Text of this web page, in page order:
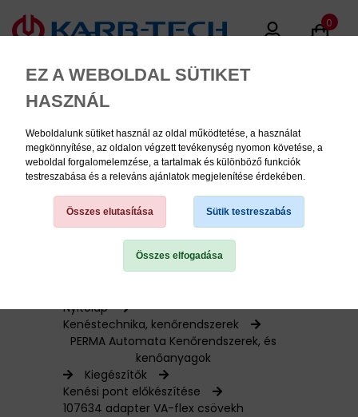
EZ A WEBOLDAL SÜTIKET
HASZNÁL
Weboldalunk sütiket használ az oldal működtetése, a használat
megkönnyítése, az oldalon végzett tevékenység nyomon követése, a
weboldal forgalomelemzése, a tartalmak és különböző funkciók
testreszabása és a releváns ajánlatok megjelenítése érdekében.
Összes elutasítása Sütik testreszabás
Összes elfogadása
0
MENU
KÉZISZERSZÁMOK
HAJTÁSTECHNIKA
Termékinformációk
Nyitólap
Kenéstechnika, kenőrendszerek
PERMA Automata Kenőrendszerek, és
kenőanyagok
Kiegészítők
Kenési pont előkészítése
107634 adapter VA-flex csövekh